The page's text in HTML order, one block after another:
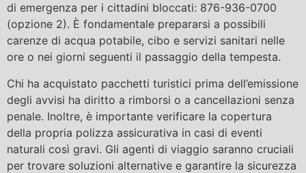
di emergenza per i cittadini bloccati: 876-936-0700
(opzione 2). È fondamentale prepararsi a possibili
carenze di acqua potabile, cibo e servizi sanitari nelle
ore o nei giorni seguenti il passaggio della tempesta.
Chi ha acquistato pacchetti turistici prima dell’emissione
degli avvisi ha diritto a rimborsi o a cancellazioni senza
penale. Inoltre, è importante verificare la copertura
della propria polizza assicurativa in casi di eventi
naturali così gravi. Gli agenti di viaggio saranno cruciali
per trovare soluzioni alternative e garantire la sicurezza